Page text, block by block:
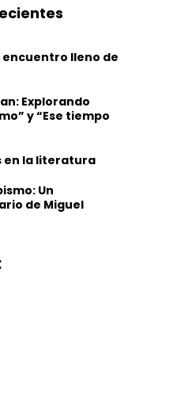
encuentro lleno de
Explorando
y “Ese tiempo
en la literatura
Un
de Miguel